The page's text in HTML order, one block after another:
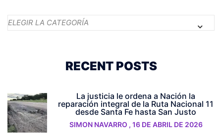
Categorías
RECENT POSTS
La justicia le ordena a Nación la
reparación integral de la Ruta Nacional 11
desde Santa Fe hasta San Justo
SIMON NAVARRO , 16 DE ABRIL DE 2026